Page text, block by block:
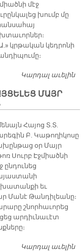
մէջ
խումբ մը
կրթական կեդրոնի
Կարդալ աւելին
ՄԱՅՐ
Հայոց Տ.Տ.
Բ. Կաթողիկոսը
օր Մայր
Սուրբ Էջմիածնի
ընդունեց
եւ
Մանէ Թանդիլեանը։
շնորհաւորեց
արդիւնաւէտ
Կարդալ աւելին